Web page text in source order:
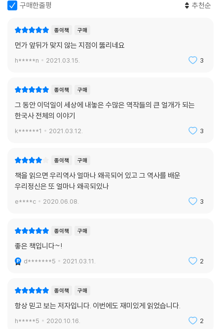
우리는 국사교과서에서 고려의 북방 강역은 청천강 부근, 조선의 북방 강
역은 압록강과 두만강을 경계로 했다고 배워왔다. 과연 그럴까? 『고려사』
예종 3년(1108) 2월조는 “윤관이 여진을 평정하고 여섯 성을 쌓은 것과
하고 있다. 『고려사』 「지리지」에도 “이 지역에 9개의 성을 설치하고 공험
공험진 선춘령에 ‘고려의 땅〔高麗之境〕’이라는 비석을 세웠다는 것이
다. 이 공험진에 대해 강단사학은 함흥평야 또는 길주 이남이라고 주장하
는데, 이는 일본인 이케우치 히로시 등의 반도사관을 지금껏 추종하는 것
백두산 동북쪽, 혹은 소하강변에 있다고 한다”라고 말하고 있다. 백두산 동
북쪽에 있다는 기술은 공험진이 지금의 함경남도에 있을 수 없음을 말해준
다. 『세종실록』 「지리지」는 수빈강에 대해서 “두만강 북쪽에 있는데, 그 근
선춘령을 지난다”라고 설명하고 있다. 『세종실록』 「지리지」에 따르면 공험
빠져 두만강 북쪽 280km 지점에 있던 고려 강역 공험진을 남쪽으로 400
km도 더 넘게 끌어내려 역사를 왜곡하고 있는 것이다.
『태종실록』 5년 (1405) 5월 16일조는 태종은 김첨을 통해서 “공험진 이
에 붙여달라”는 태종의 요청을 명 태조가 받아들였다고 전하고 있다. 이는
고려 말 우왕이 명 태조 주원장에게 확인받았던 철령~공험진까지였던 고
려의 국경선이 그대로 조선의 국경선이 되었음을 의미한다. 우왕 14년(13
88) 명나라에서는 왕득명을 고려에 보내 철령위 설치를 통보했다. 철령위
구매한줄평 추천순
종이책 구매
먼가 앞뒤가 맞지 않는 지점이 뚫리네요
h*****n 2021.03.15. 3
종이책 구매
그 동안 이덕일이 세상에 내놓은 수많은 역작들의 큰 얼개가 되는
한국사 전체의 이야기
k******1 2021.03.12. 3
종이책 구매
책을 읽으면 우리역사 얼마나 왜곡되어 있고 그 역사를 배운
우리정신은 또 얼마나 왜곡되있나
e****c 2020.06.08. 3
종이책 구매
좋은 책입니다~!
d*******5 2021.03.11. 2
종이책 구매
항상 믿고 보는 저자입니다. 이번에도 재미있게 읽었습니다.
h*****5 2020.10.16. 2